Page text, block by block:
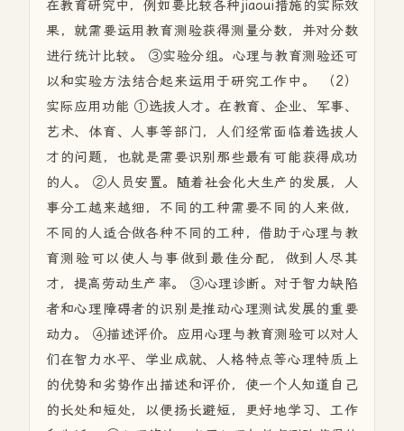
在教育研究中，例如要比较各种jiaoui措施的实际效
果，就需要运用教育测验获得测量分数，并对分数
进行统计比较。 ③实验分组。心理与教育测验还可
以和实验方法结合起来运用于研究工作中。 （2）
实际应用功能 ①选拔人才。在教育、企业、军事、
艺术、体育、人事等部门，人们经常面临着选拔人
才的问题，也就是需要识别那些最有可能获得成功
的人。 ②人员安置。随着社会化大生产的发展，人
事分工越来越细，不同的工种需要不同的人来做，
不同的人适合做各种不同的工种，借助于心理与教
育测验可以使人与事做到最佳分配，做到人尽其
才，提高劳动生产率。 ③心理诊断。对于智力缺陷
者和心理障碍者的识别是推动心理测试发展的重要
动力。 ④描述评价。应用心理与教育测验可以对人
们在智力水平、学业成就、人格特点等心理特质上
的优势和劣势作出描述和评价，使一个人知道自己
的长处和短处，以便扬长避短，更好地学习、工作